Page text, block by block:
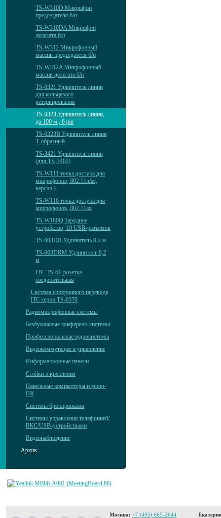
TS-W310D Микрофон
председателя б/п
TS-W310DA Микрофон
делегата б/п
TS-W312 Микрофонный
массив председателя б/п
TS-W312A Микрофонный
массив делегата б/п
TS-0321 Удлинитель линии
для кольцевого
резервирования
TS-0323 Удлинитель линии,
до 100 м., 6 pin
TS-0323B Удлинитель линии
Т-образный
TS-3421 Удлинитель линии
(для TS-3402)
TS-W111 точка доступа для
микрофонов, 802.11n/ac,
версия 2
TS-W116 точка доступа для
микрофонов, 802.11ax
TS-W180Q Зарядное
устройство, 10 USB-разъемов
TS-003DR Удлинитель 0,2 м
TS-003DRM Удлинитель 0,2
м
ITC TS-6F розетка
соединительная
Система синхронного перевода
ITC серии TS-0370
Радиомикрофонные системы
Безбумажные конференц-системы
Профессиональные аудиосистемы
Видеокоммутация и управление
Информационные панели
Стойки и крепления
Панельные компьютеры и мини-
ПК
Системы бронирования
Системы управления телефонией/
ВКС/USB-устройствами
Видеонаблюдение
Архив
Москва: +7 (495) 665-2644